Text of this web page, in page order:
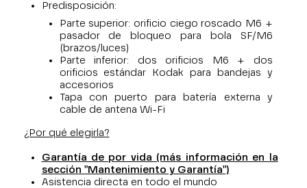
Predisposición:
Parte superior: orificio ciego roscado M6 +
pasador de bloqueo para bola SF/M6
(brazos/luces)
Parte inferior: dos orificios M6 + dos
orificios estándar Kodak para bandejas y
accesorios
Tapa con puerto para batería externa y
cable de antena Wi-Fi
¿Por qué elegirla?
Garantía de por vida (más información en la
sección "Mantenimiento y Garantía")
Asistencia directa en todo el mundo